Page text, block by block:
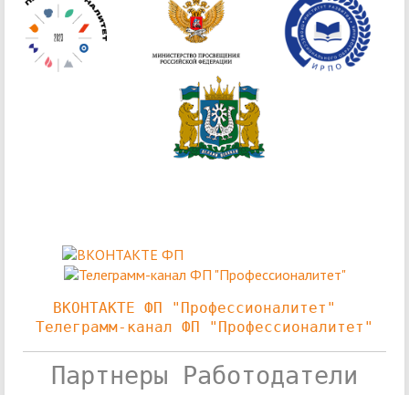
ВКОНТАКТЕ ФП "Профессионалитет"
Телеграмм-канал ФП "Профессионалитет"
Партнеры Работодатели